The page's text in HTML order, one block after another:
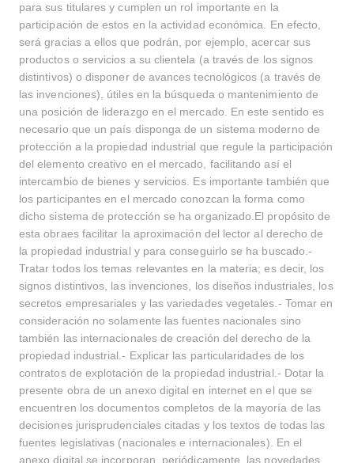
para sus titulares y cumplen un rol importante en la
participación de estos en la actividad económica. En efecto,
será gracias a ellos que podrán, por ejemplo, acercar sus
productos o servicios a su clientela (a través de los signos
distintivos) o disponer de avances tecnológicos (a través de
las invenciones), útiles en la búsqueda o mantenimiento de
una posición de liderazgo en el mercado. En este sentido es
necesario que un país disponga de un sistema moderno de
protección a la propiedad industrial que regule la participación
del elemento creativo en el mercado, facilitando así el
intercambio de bienes y servicios. Es importante también que
los participantes en el mercado conozcan la forma como
dicho sistema de protección se ha organizado.El propósito de
esta obraes facilitar la aproximación del lector al derecho de
la propiedad industrial y para conseguirlo se ha buscado.-
Tratar todos los temas relevantes en la materia; es decir, los
signos distintivos, las invenciones, los diseños industriales, los
secretos empresariales y las variedades vegetales.- Tomar en
consideración no solamente las fuentes nacionales sino
también las internacionales de creación del derecho de la
propiedad industrial.- Explicar las particularidades de los
contratos de explotación de la propiedad industrial.- Dotar la
presente obra de un anexo digital en internet en el que se
encuentren los documentos completos de la mayoría de las
decisiones jurisprudenciales citadas y los textos de todas las
fuentes legislativas (nacionales e internacionales). En el
anexo digital se incorporan, periódicamente, las novedades